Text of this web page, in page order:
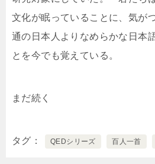
文化が眠っていることに、気が
通の日本人よりなめらかな日本
とを今でも覚えている。
まだ続く
タグ QEDシリーズ 百人一首